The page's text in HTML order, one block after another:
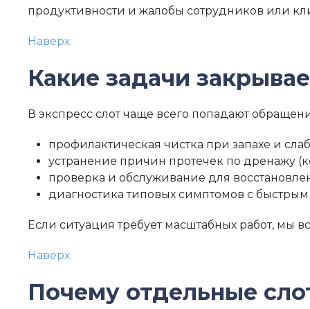
продуктивности и жалобы сотрудников или
Наверх
Какие задачи
В экспресс слот чаще всего попадают
профилактическая чистка при запахе и
устранение причин протечек по дренажу
проверка и обслуживание для
диагностика типовых симптомов с
Если ситуация требует масштабных работ, мы
Наверх
Почему отдельные